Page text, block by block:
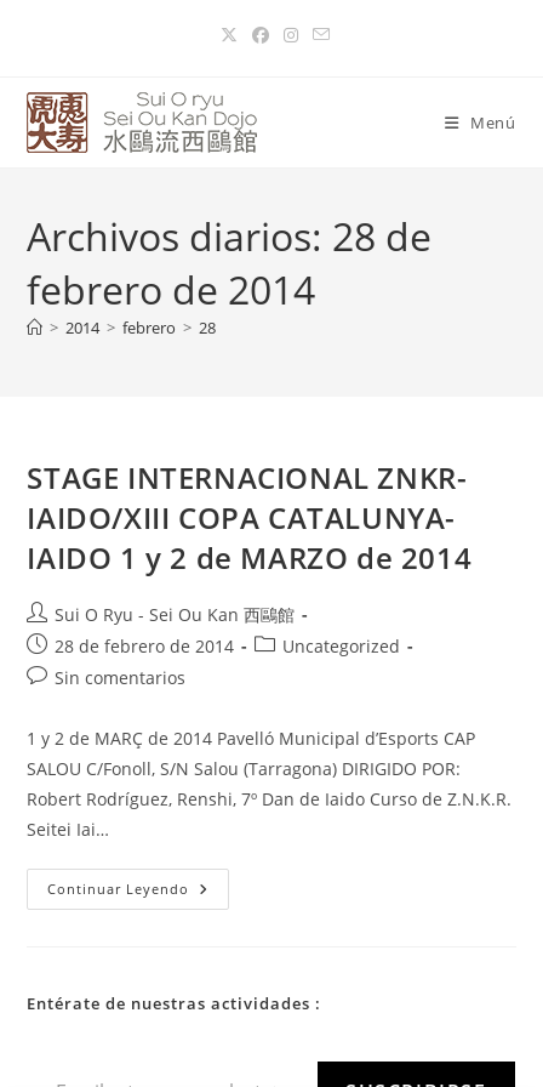
Menú
Archivos diarios: 28 de
febrero de 2014
> 2014 > febrero > 28
STAGE INTERNACIONAL ZNKR-
IAIDO/XIII COPA CATALUNYA-
IAIDO 1 y 2 de MARZO de 2014
Sui O Ryu - Sei Ou Kan 西鷗館
28 de febrero de 2014
Uncategorized
Sin comentarios
1 y 2 de MARÇ de 2014 Pavelló Municipal d’Esports CAP
SALOU C/Fonoll, S/N Salou (Tarragona) DIRIGIDO POR:
Robert Rodríguez, Renshi, 7º Dan de Iaido Curso de Z.N.K.R.
Seitei Iai…
Continuar Leyendo
Entérate de nuestras actividades :